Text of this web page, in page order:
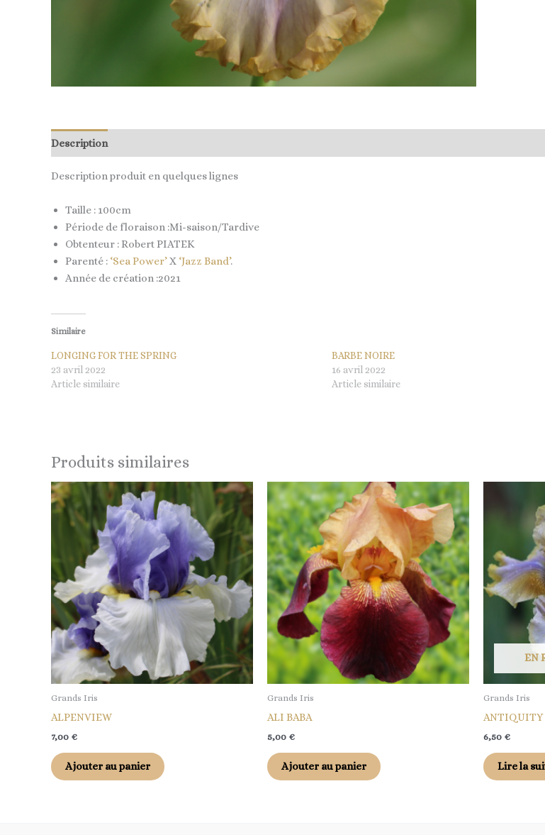
Description
Description produit en quelques lignes
Taille : 100cm
Période de floraison :Mi-saison/Tardive
Obtenteur : Robert PIATEK
Parenté : ‘Sea Power’X ‘Jazz Band’.
Année de création :2021
Similaire
LONGING FOR THE SPRING
23 avril 2022
Article similaire
BARBE NOIRE
16 avril 2022
Article similaire
Produits similaires
Grands Iris
ALPENVIEW
7,00 €
Ajouter au panier
Grands Iris
ALI BABA
5,00 €
Ajouter au panier
EN
Grands Iris
ANTIQUITY
6,50 €
Lire la